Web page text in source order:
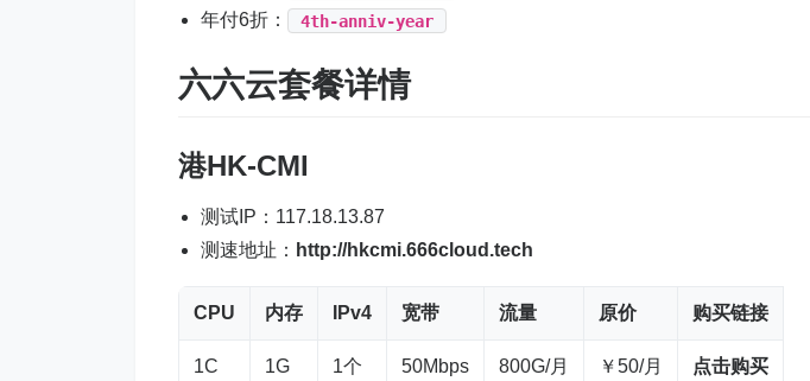
年付6折： 4th-anniv-year
六六云套餐详情
港HK-CMI
测试IP：117.18.13.87
测速地址： http://hkcmi.666cloud.tech
CPU 内存 IPv4 宽带 流量 原价 购买链接
1C 1G 1个 50Mbps 800G/月 ￥50/月 点击购买